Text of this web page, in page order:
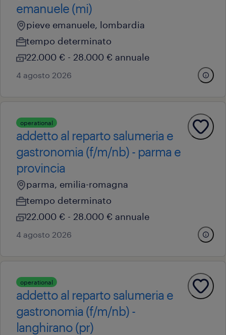
emanuele (mi)
pieve emanuele, lombardia
tempo determinato
22.000 € - 28.000 € annuale
4 agosto 2026
operational
addetto al reparto salumeria e
gastronomia (f/m/nb) - parma e
provincia
parma, emilia-romagna
tempo determinato
22.000 € - 28.000 € annuale
4 agosto 2026
operational
addetto al reparto salumeria e
gastronomia (f/m/nb) -
langhirano (pr)